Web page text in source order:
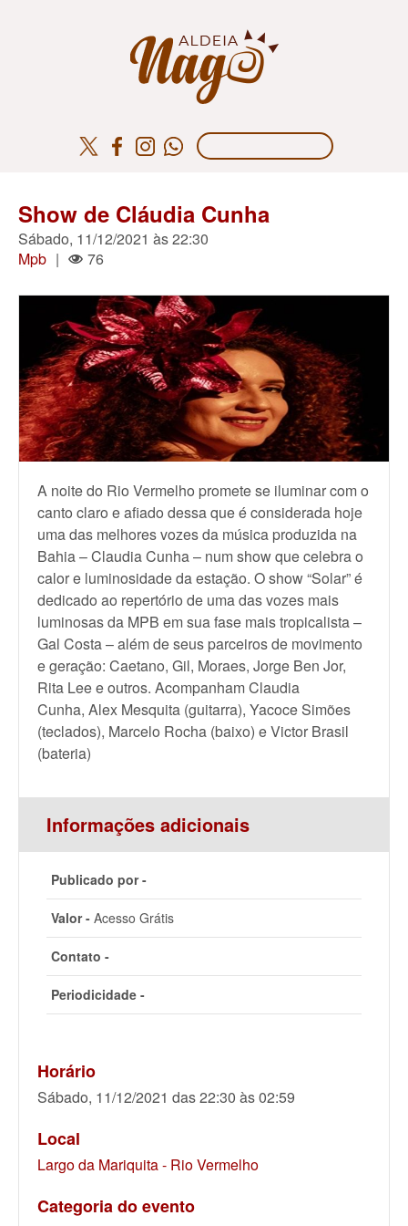
Show de Cláudia Cunha
Sábado, 11/12/2021 às 22:30
Mpb | 76
A noite do Rio Vermelho promete se iluminar com o
canto claro e afiado dessa que é considerada hoje
uma das melhores vozes da música produzida na
Bahia – Claudia Cunha – num show que celebra o
calor e luminosidade da estação. O show “Solar” é
dedicado ao repertório de uma das vozes mais
luminosas da MPB em sua fase mais tropicalista –
Gal Costa – além de seus parceiros de movimento
e geração: Caetano, Gil, Moraes, Jorge Ben Jor,
Rita Lee e outros. Acompanham Claudia
Cunha, Alex Mesquita (guitarra), Yacoce Simões
(teclados), Marcelo Rocha (baixo) e Victor Brasil
(bateria)
Informações adicionais
Publicado por -
Valor - Acesso Grátis
Contato -
Periodicidade -
Horário
Sábado, 11/12/2021 das 22:30 às 02:59
Local
Largo da Mariquita - Rio Vermelho
Categoria do evento